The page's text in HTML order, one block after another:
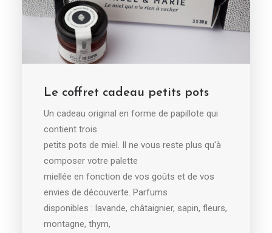
Le coffret cadeau petits pots
Un cadeau original en forme de papillote qui
contient trois
petits pots de miel. Il ne vous reste plus qu'à
composer votre palette
miellée en fonction de vos goûts et de vos
envies de découverte. Parfums
disponibles : lavande, châtaignier, sapin, fleurs,
montagne, thym,